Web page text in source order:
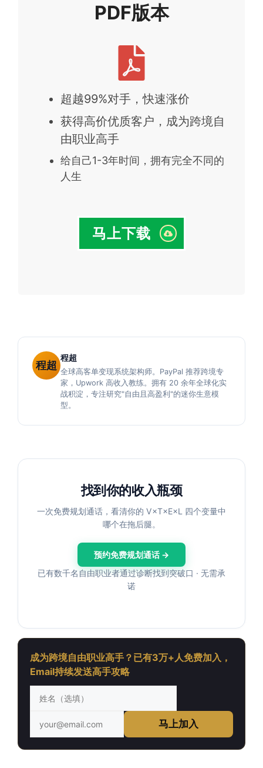
PDF版本
超越99%对手，快速涨价
获得高价优质客户，成为跨境自
由职业高手
给自己1-3年时间，拥有完全不同的
人生
马上下载
程超
程超
全球高客单变现系统架构师。PayPal 推荐跨境专
家，Upwork 高收入教练。拥有 20 余年全球化实
战积淀，专注研究"自由且高盈利"的迷你生意模
型。
找到你的收入瓶颈
一次免费规划通话，看清你的 V×T×E×L 四个变量中
哪个在拖后腿。
预约免费规划通话 →
已有数千名自由职业者通过诊断找到突破口 · 无需承
诺
成为跨境自由职业高手？已有3万+人免费加入，
Email持续发送高手攻略
马上加入